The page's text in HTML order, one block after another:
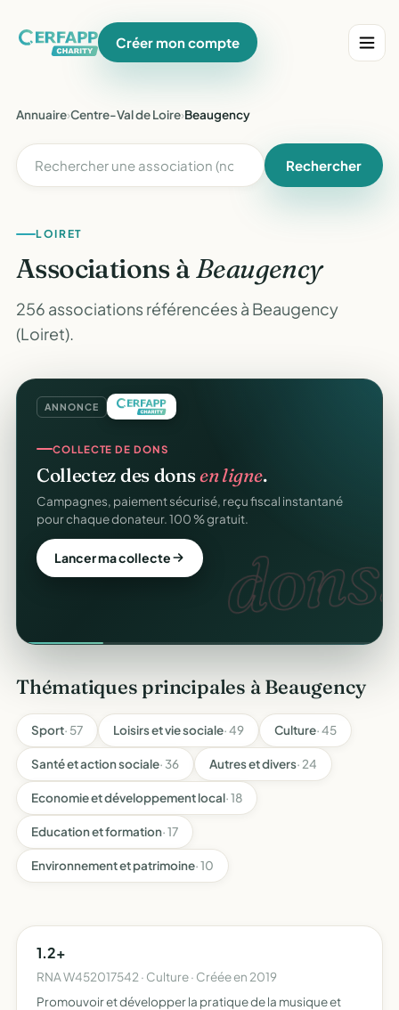
Créer mon compte
Annuaire›Centre-Val de Loire›Beaugency
Rechercher
LOIRET
Associations àBeaugency
256 associations référencées à Beaugency
(Loiret).
ANNONCE
dons.
COLLECTE DE DONS
Collectez des donsen ligne.
Campagnes, paiement sécurisé, reçu fiscal instantané
pour chaque donateur. 100 % gratuit.
Lancer ma collecte
Thématiques principales à Beaugency
Sport· 57 Loisirs et vie sociale· 49 Culture· 45
Santé et action sociale· 36 Autres et divers· 24
Economie et développement local· 18
Education et formation· 17
Environnement et patrimoine· 10
1.2+
RNA W452017542 · Culture · Créée en 2019
Promouvoir et développer la pratique de la musique et